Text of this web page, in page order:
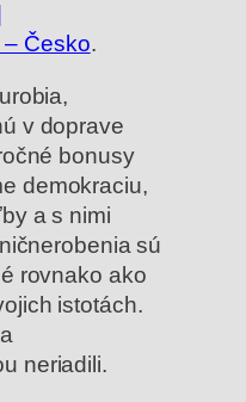
– Česko.
v doprave
bonusy
demokraciu,
a s nimi
sú
rovnako ako
istotách.
neriadili.